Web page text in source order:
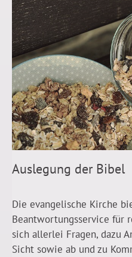
Auslegung der Bibel
Die evangelische Kirche
Beantwortungsservice für
sich allerlei Fragen, dazu
Sicht sowie ab und zu